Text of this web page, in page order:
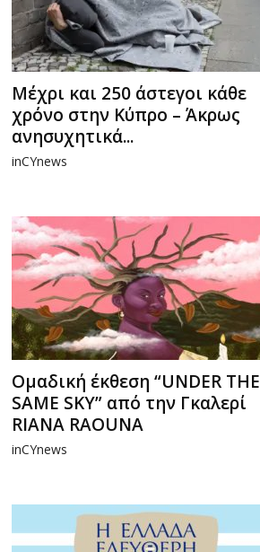
Μέχρι και 250 άστεγοι κάθε
χρόνο στην Κύπρο – Άκρως
ανησυχητικά...
inCYnews
Ομαδική έκθεση “UNDER THE
SAME SKY” από την Γκαλερί
RIANA RAOUNA
inCYnews